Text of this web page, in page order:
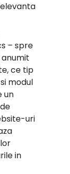
– spre
ce tip
modul
un
uri
in